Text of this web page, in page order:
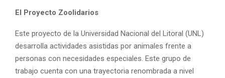
El Proyecto Zoolidarios
Este proyecto de la Universidad Nacional del Litoral (UNL)
desarrolla actividades asistidas por animales frente a
personas con necesidades especiales. Este grupo de
trabajo cuenta con una trayectoria renombrada a nivel